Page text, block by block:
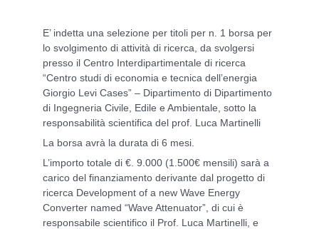
E’ indetta una selezione per titoli per n. 1 borsa per
lo svolgimento di attività di ricerca, da svolgersi
presso il Centro Interdipartimentale di ricerca
“Centro studi di economia e tecnica dell’energia
Giorgio Levi Cases” – Dipartimento di Dipartimento
di Ingegneria Civile, Edile e Ambientale, sotto la
responsabilità scientifica del prof. Luca Martinelli
La borsa avrà la durata di 6 mesi.
L’importo totale di €. 9.000 (1.500€ mensili) sarà a
carico del finanziamento derivante dal progetto di
ricerca Development of a new Wave Energy
Converter named “Wave Attenuator”, di cui è
responsabile scientifico il Prof. Luca Martinelli, e